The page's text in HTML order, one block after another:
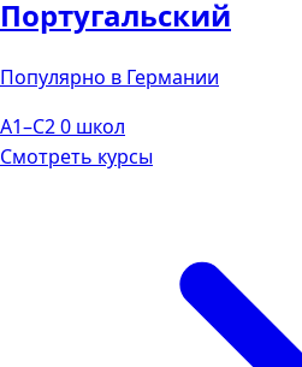
Португальский
Популярно в Германии
A1–C20 школ
Смотреть курсы